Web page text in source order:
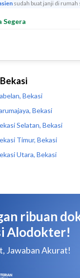
Bekasi
Bekasi
Selatan, Bekasi
Timur, Bekasi
Utara, Bekasi